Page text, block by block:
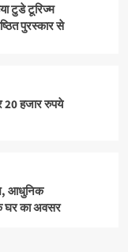
टुडे टूरिज्म
पुरस्कार से
20 हजार रुपये
आधुनिक
घर का अवसर